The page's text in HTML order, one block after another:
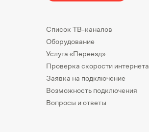
Список ТВ-каналов
Оборудование
Услуга «Переезд»
Проверка скорости интернета
Заявка на подключение
Возможность подключения
Вопросы и ответы